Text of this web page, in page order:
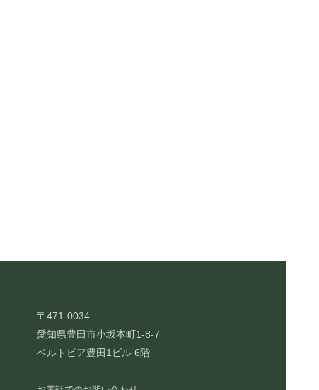
〒471-0034
愛知県豊田市小坂本町1-8-7
ベルトピア豊田1ビル 6階